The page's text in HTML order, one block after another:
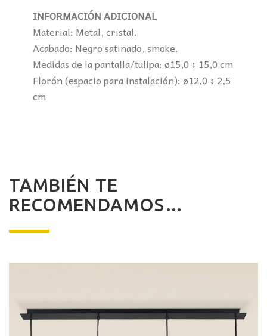
INFORMACIÓN ADICIONAL
Material: Metal, cristal.
Acabado: Negro satinado, smoke.
Medidas de la pantalla/tulipa: ø15,0 ↨ 15,0 cm
Florón (espacio para instalación): ø12,0 ↨ 2,5
cm
TAMBIÉN TE
RECOMENDAMOS…